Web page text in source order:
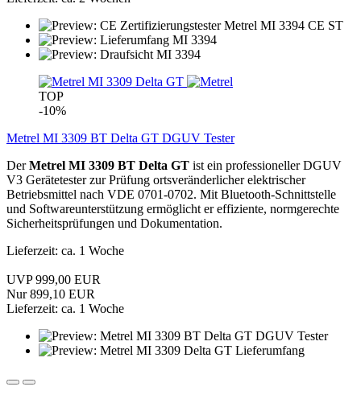
TOP
-10%
Metrel MI 3309 BT Delta GT DGUV Tester
DerMetrel MI 3309 BT Delta GT ist ein professioneller DGUV
V3 Gerätetester zur Prüfung ortsveränderlicher elektrischer
Betriebsmittel nach VDE 0701-0702. Mit Bluetooth-Schnittstelle
und Softwareunterstützung ermöglicht er effiziente, normgerechte
Sicherheitsprüfungen und Dokumentation.
Lieferzeit: ca. 1 Woche
UVP 999,00 EUR
Nur 899,10 EUR
Lieferzeit: ca. 1 Woche